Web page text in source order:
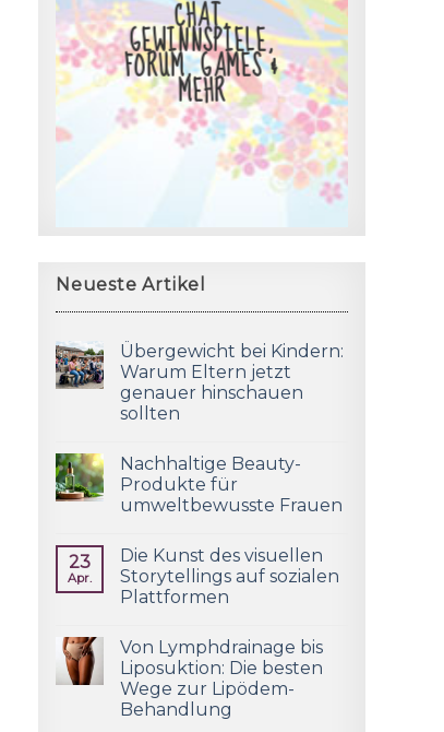
CHAT,
GEWINNSPIELE,
FORUM, GAMES &
MEHR
Neueste Artikel
Übergewicht bei Kindern:
Warum Eltern jetzt
genauer hinschauen
sollten
Nachhaltige Beauty-
Produkte für
umweltbewusste Frauen
23
Apr.
Die Kunst des visuellen
Storytellings auf sozialen
Plattformen
Von Lymphdrainage bis
Liposuktion: Die besten
Wege zur Lipödem-
Behandlung